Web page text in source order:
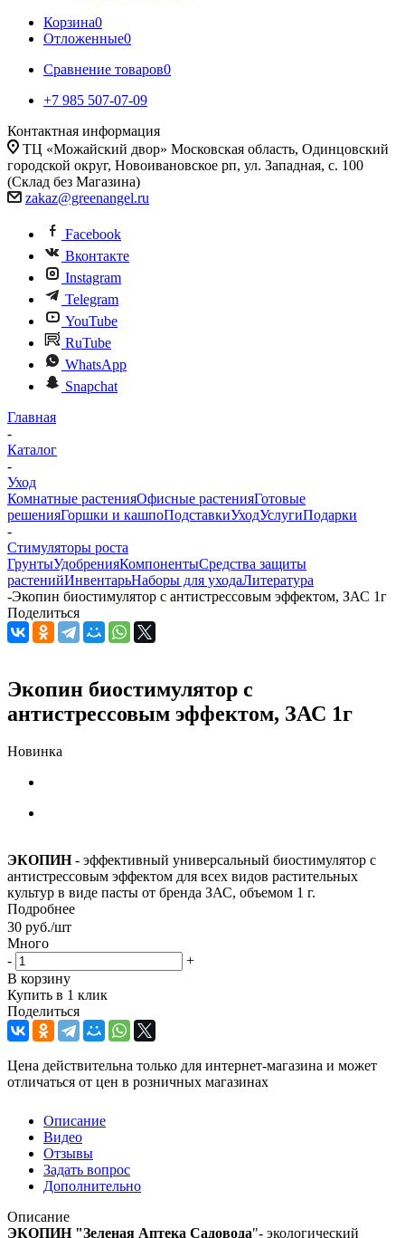
Корзина0
Отложенные0
Сравнение товаров0
+7 985 507-07-09
Контактная информация
ТЦ «Можайский двор» Московская область, Одинцовский
городской округ, Новоивановское рп, ул. Западная, с. 100
(Склад без Магазина)
zakaz@greenangel.ru
Facebook
Вконтакте
Instagram
Telegram
YouTube
RuTube
WhatsApp
Snapchat
Главная
-
Каталог
-
Уход
Комнатные растенияОфисные растенияГотовые
решенияГоршки и кашпоПодставкиУходУслугиПодарки
-
Стимуляторы роста
ГрунтыУдобренияКомпонентыСредства защиты
растенийИнвентарьНаборы для уходаЛитература
-Экопин биостимулятор с антистрессовым эффектом, ЗАС 1г
Поделиться
Экопин биостимулятор с
антистрессовым эффектом, ЗАС 1г
Новинка
ЭКОПИН- эффективный универсальный биостимулятор с
антистрессовым эффектом для всех видов растительных
культур в виде пасты от бренда ЗАС, объемом 1 г.
Подробнее
30 руб./шт
Много
-
+
В корзину
Купить в 1 клик
Поделиться
Цена действительна только для интернет-магазина и может
отличаться от цен в розничных магазинах
Описание
Видео
Отзывы
Задать вопрос
Дополнительно
Описание
ЭКОПИН "Зеленая Аптека Садовода"- экологический